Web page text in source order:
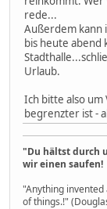
rede...
Außerdem kann
bis heute abend
Urlaub.
Ich bitte also um
begrenzter ist -
"Du hältst durch
wir einen saufen!
"Anything
of things.!"